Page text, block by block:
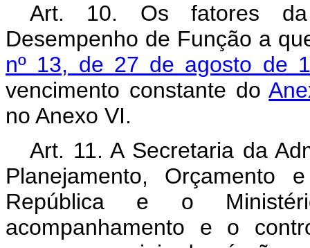
Art. 10. Os fatores da
Desempenho de Função a
nº 13, de 27 de agosto de
vencimento constante do
no Anexo VI.
Art. 11. A Secretaria da
Planejamento, Orçamento
República e o
acompanhamento e o